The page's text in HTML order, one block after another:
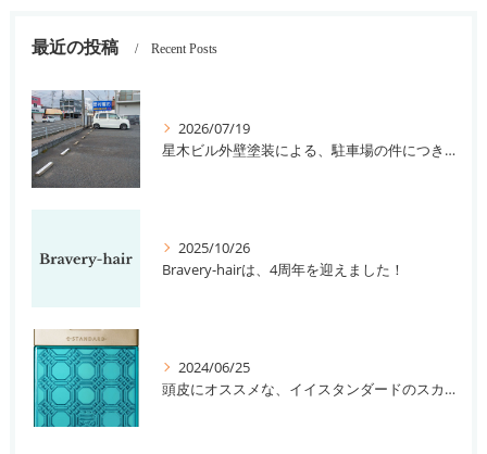
最近の投稿 Recent Posts
2026/07/19
星木ビル外壁塗装による、駐車場の件につきまして。
2025/10/26
Bravery-hairは、4周年を迎えました！
2024/06/25
頭皮にオススメな、イイスタンダードのスカルプ系シャンプー＆トリートメントです！